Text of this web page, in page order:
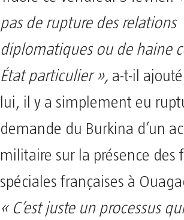
pas de rupture des relations
diplomatiques ou de haine
État particulier », a-t-il
lui, il y a simplement eu
demande du Burkina d’un
militaire sur la présence des
spéciales françaises à
« C’est juste un processus